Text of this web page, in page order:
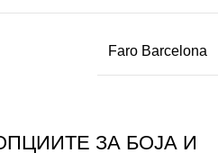
Faro Barcelona
ЗА БОЈА И